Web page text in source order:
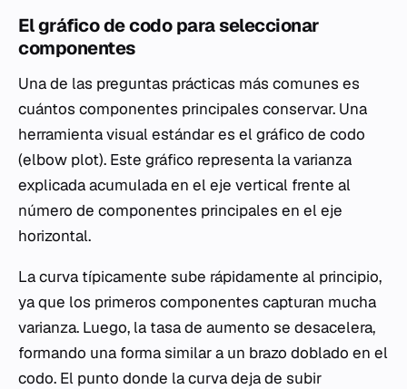
El gráfico de codo para seleccionar
componentes
Una de las preguntas prácticas más comunes es
cuántos componentes principales conservar. Una
herramienta visual estándar es el gráfico de codo
(elbow plot). Este gráfico representa la varianza
explicada acumulada en el eje vertical frente al
número de componentes principales en el eje
horizontal.
La curva típicamente sube rápidamente al principio,
ya que los primeros componentes capturan mucha
varianza. Luego, la tasa de aumento se desacelera,
formando una forma similar a un brazo doblado en el
codo. El punto donde la curva deja de subir